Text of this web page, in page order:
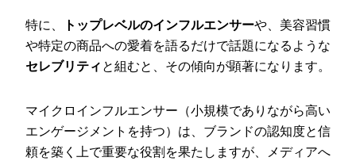
特に、 トップレベルのインフルエンサーや、美容習慣
や特定の商品への愛着を語るだけで話題になるような
セレブリティ と組むと、その傾向が顕著になります。
マイクロインフルエンサー（小規模でありながら高い
エンゲージメントを持つ）は、ブランドの認知度と信
頼を築く上で重要な役割を果たしますが、メディアへ